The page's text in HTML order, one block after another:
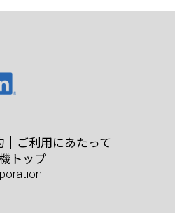
ご利用にあたって
トップ